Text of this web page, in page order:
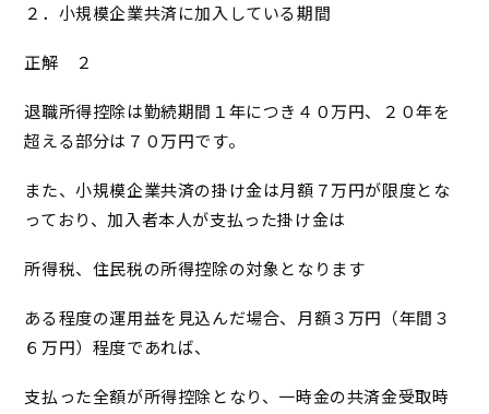
２．小規模企業共済に加入している期間
正解 ２
退職所得控除は勤続期間１年につき４０万円、２０年を
超える部分は７０万円です。
また、小規模企業共済の掛け金は月額７万円が限度とな
っており、加入者本人が支払った掛け金は
所得税、住民税の所得控除の対象となります
ある程度の運用益を見込んだ場合、月額３万円（年間３
６万円）程度であれば、
支払った全額が所得控除となり、一時金の共済金受取時